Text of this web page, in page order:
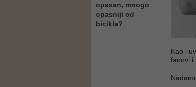
opasan, mnogo
opasniji od
bicikla?
Kao i
fanovi i